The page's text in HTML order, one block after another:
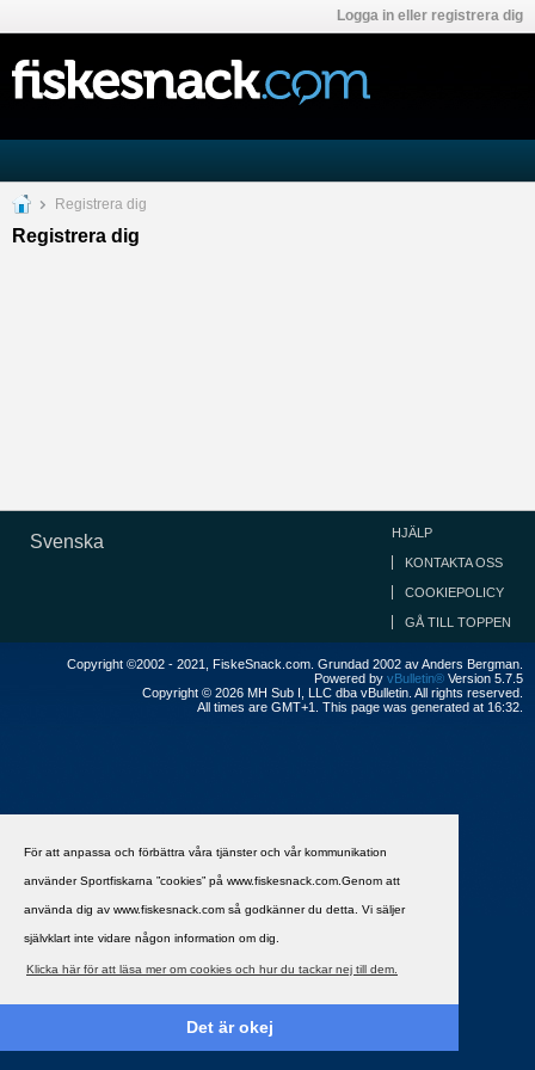
För att anpassa och förbättra våra tjänster och vår kommunikation
använder Sportfiskarna ”cookies” på www.fiskesnack.com.Genom att
använda dig av www.fiskesnack.com så godkänner du detta. Vi säljer
självklart inte vidare någon information om dig.
Klicka här för att läsa mer om cookies och hur du tackar nej till dem.
Det är okej
Logga in eller registrera dig
Registrera dig
Registrera dig
Svenska HJÄLP
KONTAKTA OSS
COOKIEPOLICY
GÅ TILL TOPPEN
Copyright ©2002 - 2021, FiskeSnack.com. Grundad 2002 av Anders Bergman.
Powered by vBulletin® Version 5.7.5
Copyright © 2026 MH Sub I, LLC dba vBulletin. All rights reserved.
All times are GMT+1. This page was generated at 16:32.